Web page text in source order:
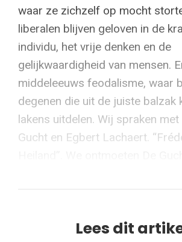
waar ze zichzelf op mocht
liberalen blijven geloven in de
individu, het vrije denken en de
gelijkwaardigheid van mensen.
middeleeuws feodalisme, waar
degenen die uit de juiste balzak
lakens uitdelen. Wij spraken
Gucht en Egbert Lachaert.
Lees dit